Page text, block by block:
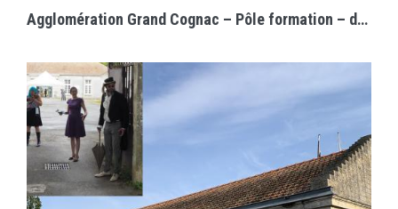
Agglomération Grand Cognac – Pôle formation – dév. économique